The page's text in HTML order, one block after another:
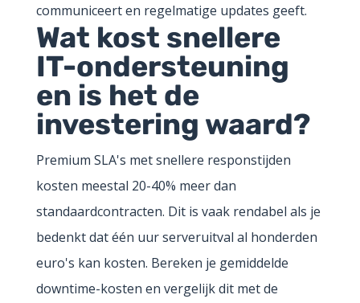
communiceert en regelmatige updates geeft.
Wat kost snellere
IT-ondersteuning
en is het de
investering waard?
Premium SLA's met snellere responstijden
kosten meestal 20-40% meer dan
standaardcontracten. Dit is vaak rendabel als je
bedenkt dat één uur serveruitval al honderden
euro's kan kosten. Bereken je gemiddelde
downtime-kosten en vergelijk dit met de